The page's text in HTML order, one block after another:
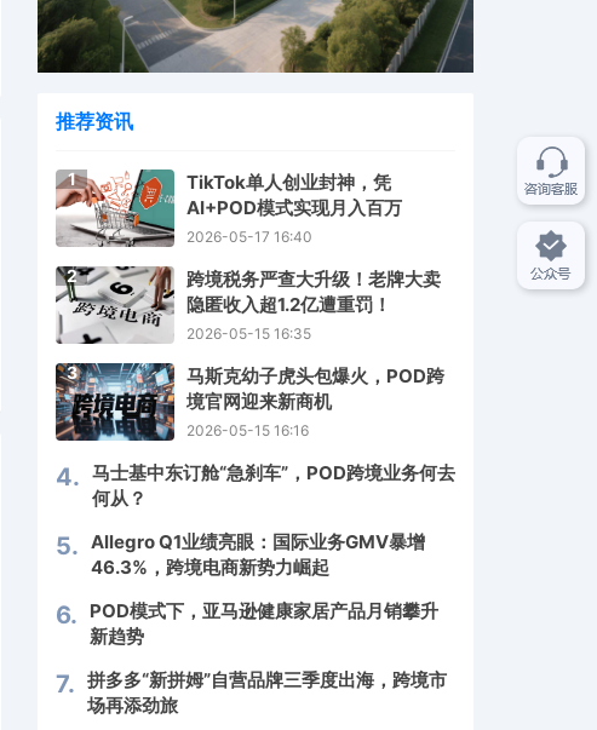
推荐资讯
1
TikTok单人创业封神，凭
AI+POD模式实现月入百万
2026-05-17 16:40
2
跨境税务严查大升级！老牌大卖
隐匿收入超1.2亿遭重罚！
2026-05-15 16:35
3
马斯克幼子虎头包爆火，POD跨
境官网迎来新商机
2026-05-15 16:16
4. 马士基中东订舱“急刹车”，POD跨境业务何去
何从？
5. Allegro Q1业绩亮眼：国际业务GMV暴增
46.3%，跨境电商新势力崛起
6.
POD模式下，亚马逊健康家居产品月销攀升
新趋势
7. 拼多多“新拼姆”自营品牌三季度出海，跨境市
场再添劲旅